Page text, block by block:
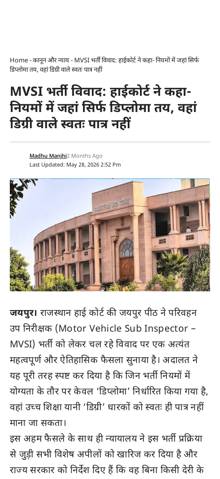
Home-कानून और न्याय- MVSI भर्ती विवाद: हाईकोर्ट ने कहा- नियमों में जहां सिर्फ
डिप्लोमा तय, वहां डिग्री वाले स्वतः पात्र नहीं
MVSI भर्ती विवाद: हाईकोर्ट ने कहा-
नियमों में जहां सिर्फ डिप्लोमा तय, वहां
डिग्री वाले स्वतः पात्र नहीं
Last Updated: May 28, 2026 2:52 Pm
Madhu Manjhi2 Months Ago
जयपुर। राजस्थान हाई कोर्ट की जयपुर पीठ ने परिवहन
उप निरीक्षक (Motor Vehicle Sub Inspector –
MVSI) भर्ती को लेकर चल रहे विवाद पर एक अत्यंत
महत्वपूर्ण और ऐतिहासिक फैसला सुनाया है। अदालत ने
यह पूरी तरह स्पष्ट कर दिया है कि जिन भर्ती नियमों में
योग्यता के तौर पर केवल ‘डिप्लोमा’ निर्धारित किया गया है,
वहां उच्च शिक्षा यानी ‘डिग्री’ धारकों को स्वतः ही पात्र नहीं
माना जा सकता।
इस अहम फैसले के साथ ही न्यायालय ने इस भर्ती प्रक्रिया
से जुड़ी सभी विशेष अपीलों को खारिज कर दिया है और
राज्य सरकार को निर्देश दिए हैं कि वह बिना किसी देरी के